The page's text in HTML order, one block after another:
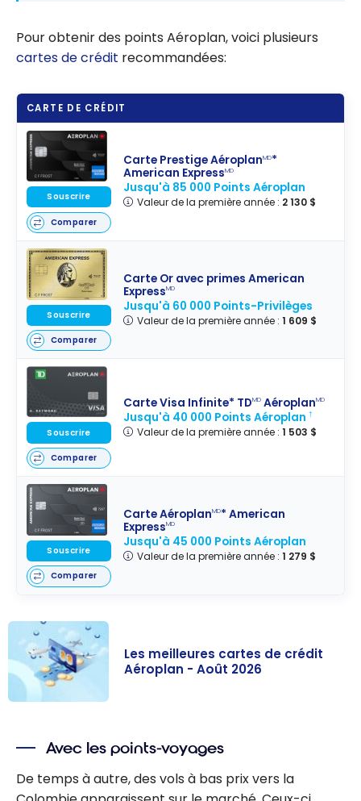
Pour obtenir des points Aéroplan, voici plusieurs
cartes de crédit recommandées:
CARTE DE CRÉDIT
Carte Prestige AéroplanMD*
American ExpressMD
Jusqu'à 85 000 Points Aéroplan
Valeur de la première année : 2 130 $
Souscrire
Comparer
Carte Or avec primes American
ExpressMD
Jusqu'à 60 000 Points-Privilèges
Valeur de la première année : 1 609 $
Souscrire
Comparer
Carte Visa Infinite* TDMD AéroplanMD
Jusqu'à 40 000 Points Aéroplan†
Valeur de la première année : 1 503 $
Souscrire
Comparer
Carte AéroplanMD* American
ExpressMD
Jusqu'à 45 000 Points Aéroplan
Valeur de la première année : 1 279 $
Souscrire
Comparer
crédit Aéroplan
- Août 2026
Les meilleures cartes de crédit
Aéroplan - Août 2026
Avec les points-voyages
De temps à autre, des vols à bas prix vers la